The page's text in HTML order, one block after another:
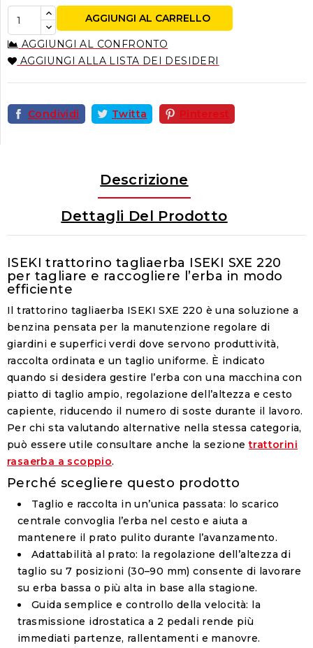
AGGIUNGI AL CARRELLO
AGGIUNGI AL CONFRONTO
AGGIUNGI ALLA LISTA DEI DESIDERI
Condividi Twitta Pinterest
Descrizione
Dettagli Del Prodotto
ISEKI trattorino tagliaerba ISEKI SXE 220
per tagliare e raccogliere l’erba in modo
efficiente
Il trattorino tagliaerba ISEKI SXE 220 è una soluzione a
benzina pensata per la manutenzione regolare di
giardini e superfici verdi dove servono produttività,
raccolta ordinata e un taglio uniforme. È indicato
quando si desidera gestire l’erba con una macchina con
piatto di taglio ampio, regolazione dell’altezza e cesto
capiente, riducendo il numero di soste durante il lavoro.
Per chi sta valutando alternative nella stessa categoria,
può essere utile consultare anche la sezionetrattorini
rasaerba a scoppio.
Perché scegliere questo prodotto
Taglio e raccolta in un’unica passata: lo scarico
centrale convoglia l’erba nel cesto e aiuta a
mantenere il prato pulito durante l’avanzamento.
Adattabilità al prato: la regolazione dell’altezza di
taglio su 7 posizioni (30–90 mm) consente di lavorare
su erba bassa o più alta in base alla stagione.
Guida semplice e controllo della velocità: la
trasmissione idrostatica a 2 pedali rende più
immediati partenze, rallentamenti e manovre.